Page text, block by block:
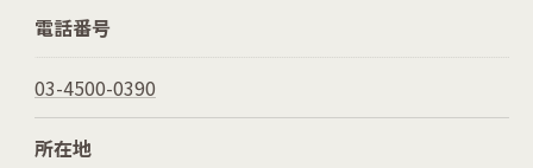
電話番号
03-4500-0390
所在地